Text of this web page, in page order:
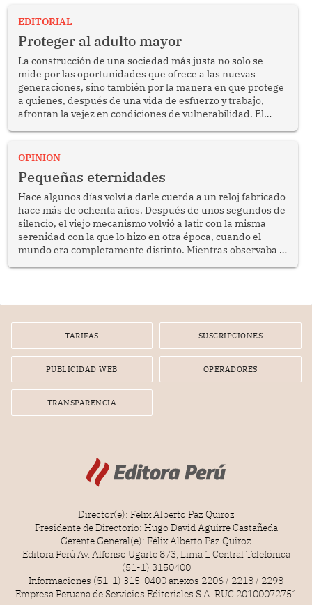
EDITORIAL
Proteger al adulto mayor
La construcción de una sociedad más justa no solo se
mide por las oportunidades que ofrece a las nuevas
generaciones, sino también por la manera en que protege
a quienes, después de una vida de esfuerzo y trabajo,
afrontan la vejez en condiciones de vulnerabilidad. El
bimestrales el subsidio que reciben los beneficiarios del
reflexionar sobre la importancia de fortalecer las políticas
públicas dirigidas a los adultos mayores en pobreza.
OPINION
Pequeñas eternidades
Hace algunos días volví a darle cuerda a un reloj fabricado
hace más de ochenta años. Después de unos segundos de
silencio, el viejo mecanismo volvió a latir con la misma
serenidad con la que lo hizo en otra época, cuando el
mundo era completamente distinto. Mientras observaba el
TARIFAS SUSCRIPCIONES
PUBLICIDAD WEB OPERADORES
TRANSPARENCIA
Director(e): Félix Alberto Paz Quiroz
Presidente de Directorio: Hugo David Aguirre Castañeda
Gerente General(e): Félix Alberto Paz Quiroz
Editora Perú Av. Alfonso Ugarte 873, Lima 1 Central Telefónica
(51-1) 3150400
Informaciones (51-1) 315-0400 anexos 2206 / 2218 / 2298
Empresa Peruana de Servicios Editoriales S.A. RUC 20100072751